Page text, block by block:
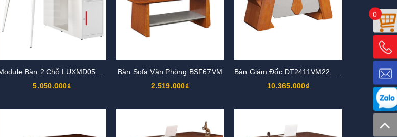
5.050.000₫
Bàn Sofa Văn Phòng BSF67VM
2.519.000₫
10.365.000₫
0